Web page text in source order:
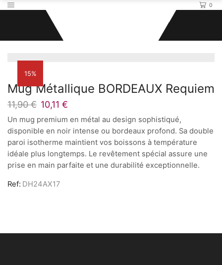
0
15%
Mug Métallique BORDEAUX Requiem
11,90€ Le
initial
était :
11,90 €.
10,11 €
actuel
est :
10,11 €.
Un mug premium en métal au design sophistiqué,
disponible en noir intense ou bordeaux profond. Sa double
paroi isotherme maintient vos boissons à température
idéale plus longtemps. Le revêtement spécial assure une
prise en main parfaite et une durabilité exceptionnelle.
Ref: DH24AX17